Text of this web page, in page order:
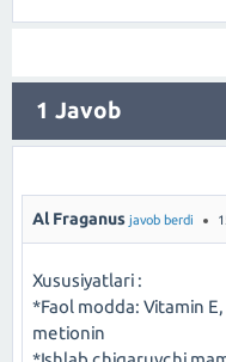
1 Javob
Al Fraganus javob berdi
Xususiyatlari :
*Faol modda: Vitamin
metionin